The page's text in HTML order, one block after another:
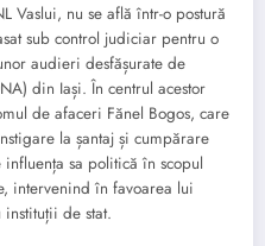
Vaslui, nu se află într-o postură
sub control judiciar pentru o
audieri desfășurate de
din Iași. În centrul acestor
de afaceri Fănel Bogos, care
la șantaj și cumpărare
sa politică în scopul
intervenind în favoarea lui
de stat.